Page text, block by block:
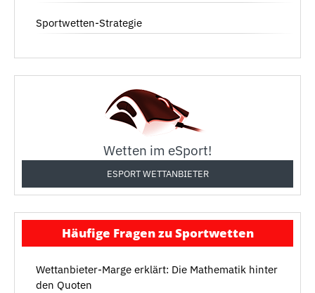
Sportwetten-Strategie
Wetten im eSport!
ESPORT WETTANBIETER
Häufige Fragen zu Sportwetten
Wettanbieter-Marge erklärt: Die Mathematik hinter
den Quoten